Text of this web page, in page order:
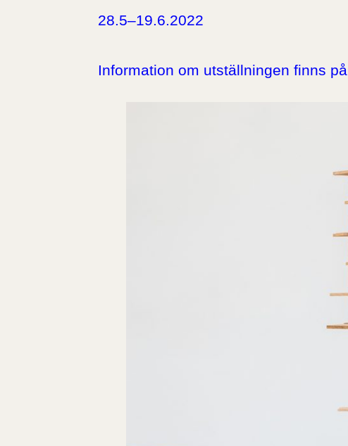
28.5–19.6.2022
Information om utställningen finns på